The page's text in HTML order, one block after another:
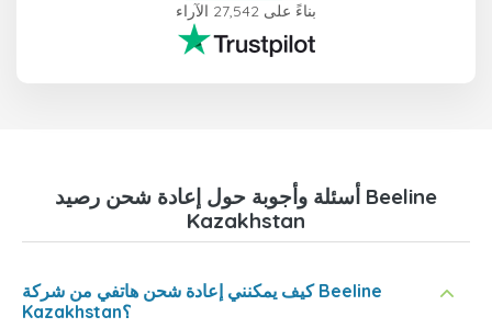
بناءً على 27,542 الآراء
أسئلة وأجوبة حول إعادة شحن رصيد Beeline
Kazakhstan
كيف يمكنني إعادة شحن هاتفي من شركة Beeline
Kazakhstan؟